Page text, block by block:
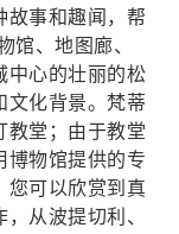
故事和趣闻，帮
馆、地图廊、
中心的壮丽的松
文化背景。梵蒂
教堂；由于教堂
博物馆提供的专
您可以欣赏到真
从波提切利、